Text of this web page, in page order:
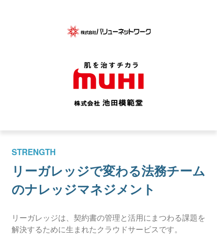
STRENGTH
リーガレッジで変わる法務チーム
のナレッジマネジメント
リーガレッジは、契約書の管理と活用にまつわる課題を
解決するために生まれたクラウドサービスです。